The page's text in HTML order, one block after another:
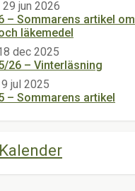
29 jun 2026
– Sommarens artikel om
läkemedel
dec 2025
26 – Vinterläsning
jul 2025
– Sommarens artikel
Kalender